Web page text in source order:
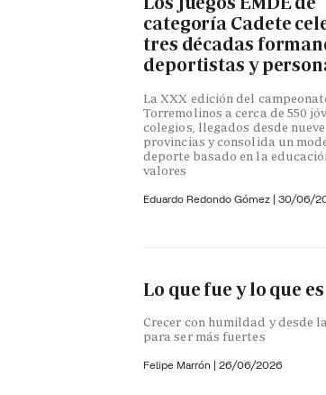
categoría Cadete
tres décadas
deportistas y
La XXX edición del
Torremolinos a cerca de 550
colegios, llegados desde nueve
provincias y consolida un
deporte basado en la
valores
Eduardo Redondo Gómez | 30/06/
Lo que fue y lo que es
Crecer con humildad y desde
para ser más fuertes
Felipe Marrón | 26/06/2026